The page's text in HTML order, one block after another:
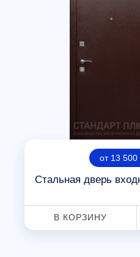
от 13 500
Стальная дверь
В КОРЗИНУ